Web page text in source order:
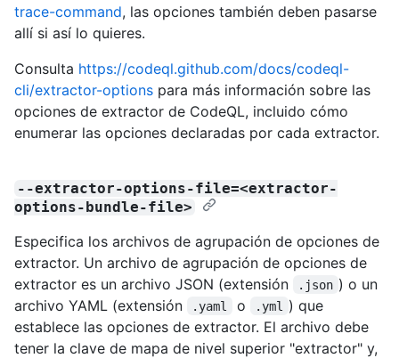
trace-command, las opciones también deben pasarse
allí si así lo quieres.
Consulta https://codeql.github.com/docs/codeql-
cli/extractor-options para más información sobre las
opciones de extractor de CodeQL, incluido cómo
enumerar las opciones declaradas por cada extractor.
--extractor-options-file=<extractor-
options-bundle-file>
Especifica los archivos de agrupación de opciones de
extractor. Un archivo de agrupación de opciones de
extractor es un archivo JSON (extensión
.json ) o un
archivo YAML (extensión
.yaml o .yml
) que
establece las opciones de extractor. El archivo debe
tener la clave de mapa de nivel superior "extractor" y,